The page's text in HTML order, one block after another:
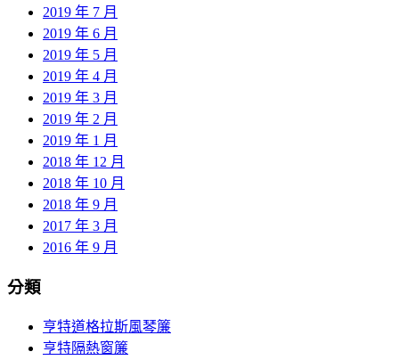
2019 年 7 月
2019 年 6 月
2019 年 5 月
2019 年 4 月
2019 年 3 月
2019 年 2 月
2019 年 1 月
2018 年 12 月
2018 年 10 月
2018 年 9 月
2017 年 3 月
2016 年 9 月
分類
亨特道格拉斯風琴簾
亨特隔熱窗簾